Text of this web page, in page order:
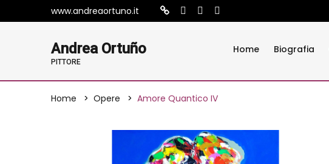
www.andreaortuno.it
Andrea Ortuño
PITTORE
Home Biografia
Home Opere Amore Quantico IV